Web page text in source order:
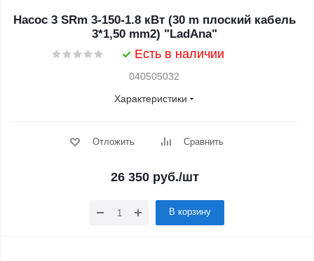
Насос 3 SRm 3-150-1.8 кВт (30 m плоский кабель
3*1,50 mm2) "LadAna"
Есть в наличии
040505032
Характеристики
Отложить Сравнить
26 350руб./шт
В корзину